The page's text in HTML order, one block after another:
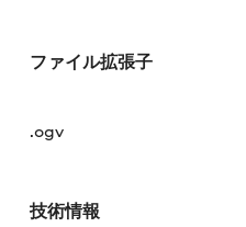
ファイル拡張子
.ogv
技術情報